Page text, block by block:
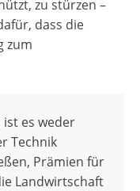
zu stürzen –
dass die
zum
es weder
Technik
Prämien für
Landwirtschaft